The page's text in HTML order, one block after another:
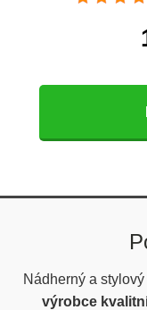
Nádherný a
výrobce